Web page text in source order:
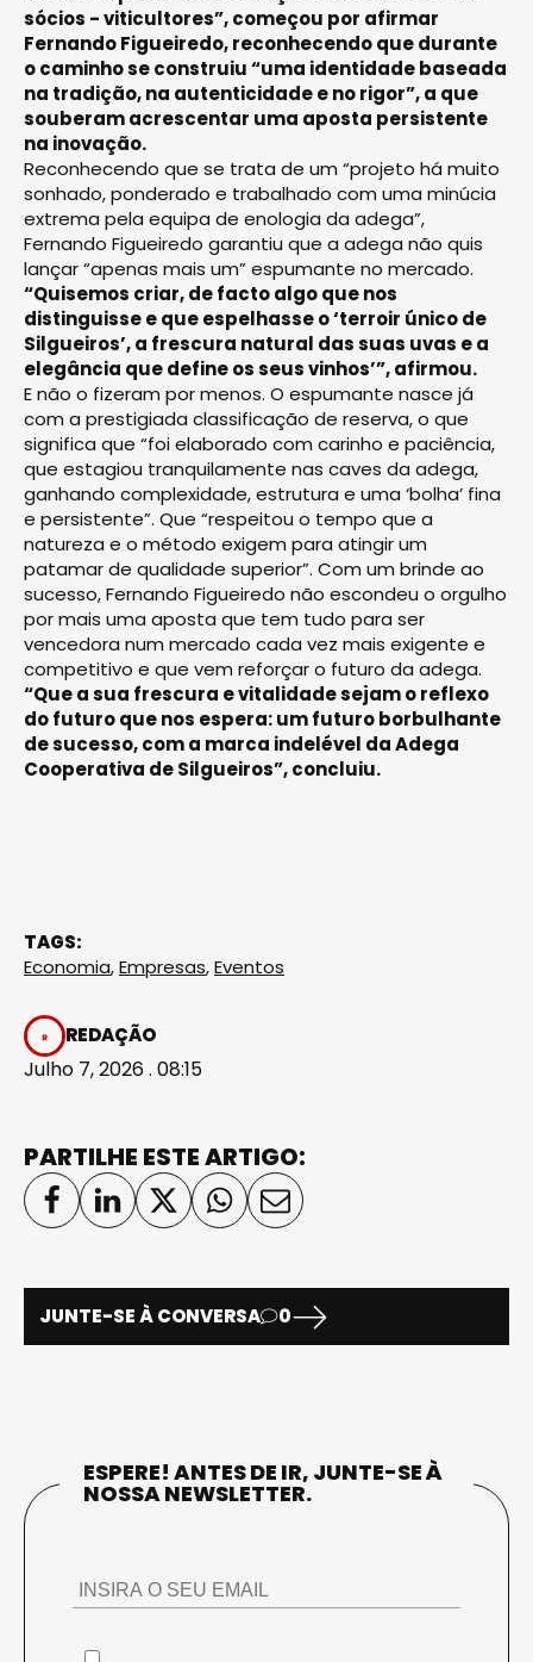
sócios - viticultores”, começou por afirmar
Fernando Figueiredo, reconhecendo que durante
o caminho se construiu “uma identidade baseada
na tradição, na autenticidade e no rigor”, a que
souberam acrescentar uma aposta persistente
na inovação.
Reconhecendo que se trata de um “projeto há muito
sonhado, ponderado e trabalhado com uma minúcia
extrema pela equipa de enologia da adega”,
Fernando Figueiredo garantiu que a adega não quis
lançar “apenas mais um” espumante no mercado.
“Quisemos criar, de facto algo que nos
distinguisse e que espelhasse o ‘terroir único de
Silgueiros’, a frescura natural das suas uvas e a
elegância que define os seus vinhos’”, afirmou.
E não o fizeram por menos. O espumante nasce já
com a prestigiada classificação de reserva, o que
significa que “foi elaborado com carinho e paciência,
que estagiou tranquilamente nas caves da adega,
ganhando complexidade, estrutura e uma ‘bolha’ fina
e persistente”. Que “respeitou o tempo que a
natureza e o método exigem para atingir um
patamar de qualidade superior”. Com um brinde ao
sucesso, Fernando Figueiredo não escondeu o orgulho
por mais uma aposta que tem tudo para ser
vencedora num mercado cada vez mais exigente e
competitivo e que vem reforçar o futuro da adega.
“Que a sua frescura e vitalidade sejam o reflexo
do futuro que nos espera: um futuro borbulhante
de sucesso, com a marca indelével da Adega
Cooperativa de Silgueiros”, concluiu.
TAGS:
Economia,Empresas,Eventos
REDAÇÃO
Julho 7, 2026 . 08:15
PARTILHE ESTE ARTIGO:
JUNTE-SE À CONVERSA 0
ESPERE! ANTES DE IR, JUNTE-SE À
NOSSA NEWSLETTER.